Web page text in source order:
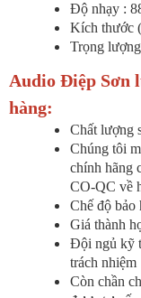
Độ nhạy :
Kích thước
Trọng
Audio Điệp Sơn
hàng:
Chất lượng
Chúng tôi
chính hãng
CO-QC về
Chế độ bảo
Giá thành
Đội ngủ kỹ
trách nhiệm
Còn chần